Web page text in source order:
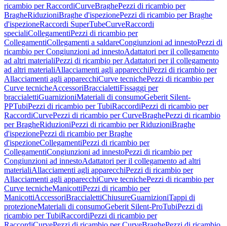
ricambio per RaccordiCurveBraghePezzi di ricambio per
BragheRiduzioniBraghe d'ispezionePezzi di ricambio per Braghe
d'ispezioneRaccordi SuperTubeCurveRaccordi
specialiCollegamentiPezzi di ricambio per
CollegamentiCollegamenti a saldareCongiunzioni ad innestoPezzi di
ricambio per Congiunzioni ad innestoAdattatori per il collegamento
ad altri materialiPezzi di ricambio per Adattatori per il collegamento
ad altri materialiAllacciamenti agli apparecchiPezzi di ricambio per
Allacciamenti agli apparecchiCurve tecnichePezzi di ricambio per
Curve tecnicheAccessoriBraccialettiFissaggi per
braccialettiGuarnizioniMateriali di consumoGeberit Silent-
PPTubiPezzi di ricambio per TubiRaccordiPezzi di ricambio per
RaccordiCurvePezzi di ricambio per CurveBraghePezzi di ricambio
per BragheRiduzioniPezzi di ricambio per RiduzioniBraghe
d'ispezionePezzi di ricambio per Braghe
d'ispezioneCollegamentiPezzi di ricambio per
CollegamentiCongiunzioni ad innestoPezzi di ricambio per
Congiunzioni ad innestoAdattatori per il collegamento ad altri
materialiAllacciamenti agli apparecchiPezzi di ricambio per
Allacciamenti agli apparecchiCurve tecnichePezzi di ricambio per
Curve tecnicheManicottiPezzi di ricambio per
ManicottiAccessoriBraccialettiChiusureGuarnizioniTappi di
protezioneMateriali di consumoGeberit Silent-ProTubiPezzi di
ricambio per TubiRaccordiPezzi di ricambio per